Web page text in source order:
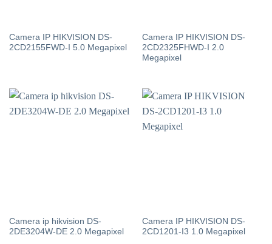
Camera IP HIKVISION DS-
2CD2155FWD-I 5.0 Megapixel
Camera IP HIKVISION DS-
2CD2325FHWD-I 2.0
Megapixel
Camera ip hikvision DS-
2DE3204W-DE 2.0 Megapixel
Camera IP HIKVISION DS-
2CD1201-I3 1.0 Megapixel